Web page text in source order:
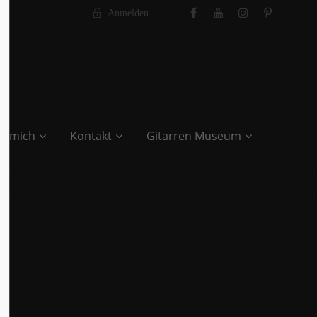
Anmelden
mich Kontakt Gitarren Museum